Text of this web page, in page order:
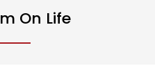
On Life